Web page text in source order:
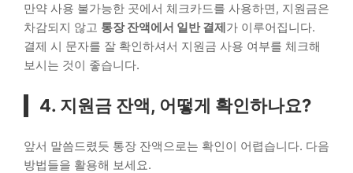
만약 사용 불가능한 곳에서 체크카드를 사용하면, 지원금은
차감되지 않고 통장 잔액에서 일반 결제가 이루어집니다.
결제 시 문자를 잘 확인하셔서 지원금 사용 여부를 체크해
보시는 것이 좋습니다.
4. 지원금 잔액, 어떻게 확인하나요?
앞서 말씀드렸듯 통장 잔액으로는 확인이 어렵습니다. 다음
방법들을 활용해 보세요.